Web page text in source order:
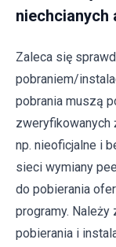
niechcianych
Zaleca się
pobraniem/
pobrania muszą
zweryfikowanych
np. nieoficjalne i
sieci wymiany
do pobierania
programy.
pobierania i